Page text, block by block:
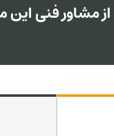
از مشاور فنی این